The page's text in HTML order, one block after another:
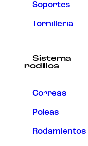
Soportes
Tornilleria
Sistema
rodillos
Correas
Poleas
Rodamientos